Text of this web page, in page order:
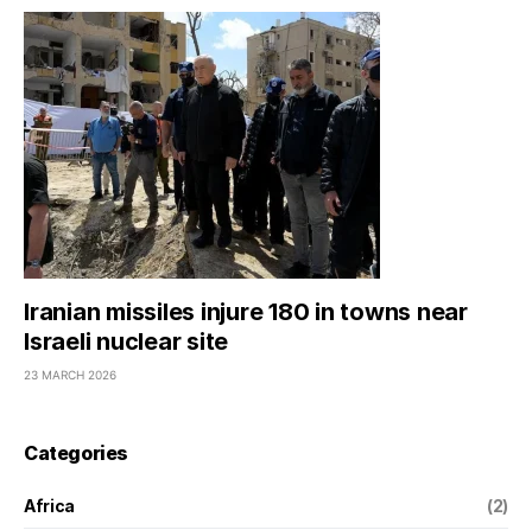
Iranian missiles injure 180 in towns near
Israeli nuclear site
23 MARCH 2026
Categories
Africa (2)